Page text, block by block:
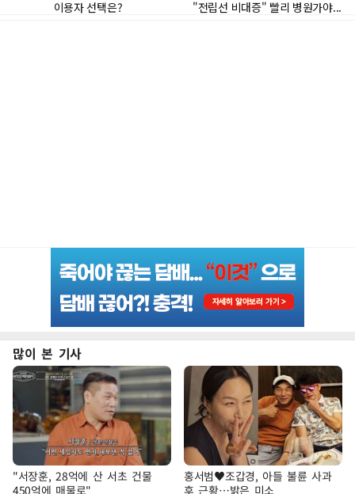
많이 본 기사
"서장훈, 28억에 산 서초 건물
450억에 매물로"
홍서범♥조갑경, 아들 불륜 사과
후 근황…밝은 미소